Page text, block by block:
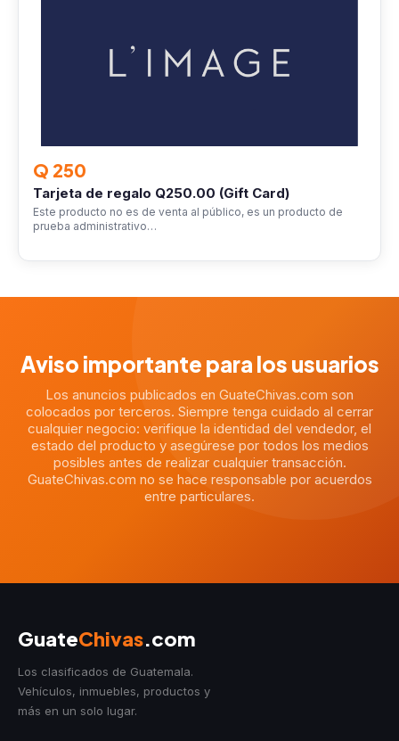
Q 250
Tarjeta de regalo Q250.00 (Gift Card)
Este producto no es de venta al público, es un producto de
prueba administrativo…
Aviso importante para los usuarios
Los anuncios publicados en GuateChivas.com son
colocados por terceros. Siempre tenga cuidado al cerrar
cualquier negocio: verifique la identidad del vendedor, el
estado del producto y asegúrese por todos los medios
posibles antes de realizar cualquier transacción.
GuateChivas.com no se hace responsable por acuerdos
entre particulares.
GuateChivas.com
Los clasificados de Guatemala.
Vehículos, inmuebles, productos y
más en un solo lugar.